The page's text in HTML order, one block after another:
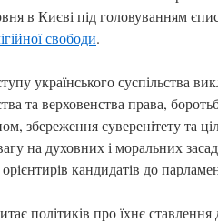
в Києві під головуванням
свободи.
українського суспільства
та верховенства права,
збереження суверенітету та
на духовних і моральних
кандидатів до
політиків про їхнє ставлення